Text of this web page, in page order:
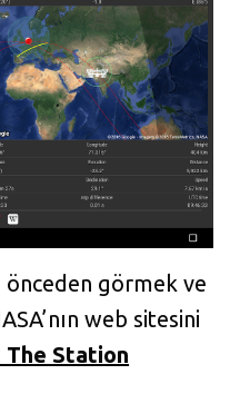
önceden görmek ve
web sitesini
The Station